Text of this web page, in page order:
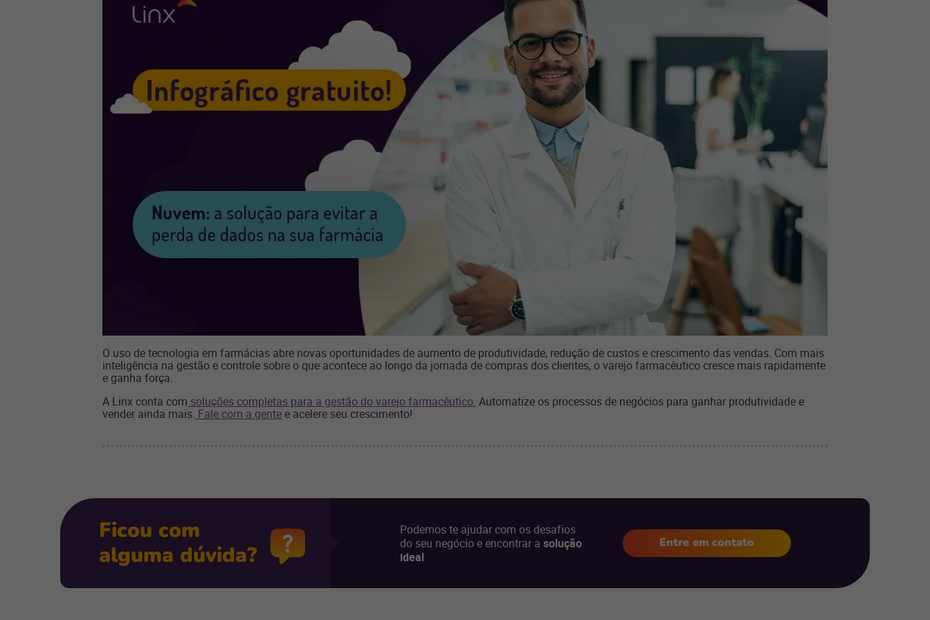
O uso de tecnologia em farmácias abre novas oportunidades de aumento de produtividade, redução de custos e crescimento das vendas. Com mais
inteligência na gestão e controle sobre o que acontece ao longo da jornada de compras dos clientes, o varejo farmacêutico cresce mais rapidamente
e ganha força.
A Linx conta com soluções completas para a gestão do varejo farmacêutico. Automatize os processos de negócios para ganhar produtividade e
vender ainda mais. Fale com a gente e acelere seu crescimento!
Ficou com
alguma dúvida?
Podemos te ajudar com os desafios
do seu negócio e encontrar a solução
ideal
Entre em contato